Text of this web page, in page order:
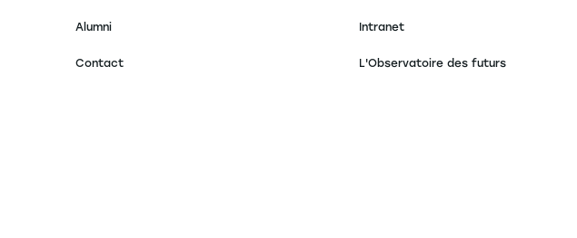
Alumni
Contact
Intranet
L'Observatoire des futurs